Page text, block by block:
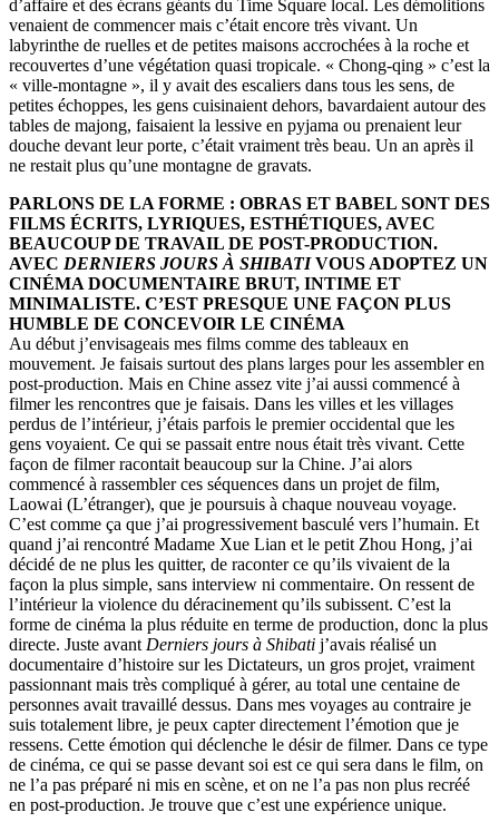
d’affaire et des écrans géants du Time Square local. Les démolitions
venaient de commencer mais c’était encore très vivant. Un
labyrinthe de ruelles et de petites maisons accrochées à la roche et
recouvertes d’une végétation quasi tropicale. « Chong-qing » c’est la
« ville-montagne », il y avait des escaliers dans tous les sens, de
petites échoppes, les gens cuisinaient dehors, bavardaient autour des
tables de majong, faisaient la lessive en pyjama ou prenaient leur
douche devant leur porte, c’était vraiment très beau. Un an après il
ne restait plus qu’une montagne de gravats.
PARLONS DE LA FORME : OBRAS ET BABEL SONT DES
FILMS ÉCRITS, LYRIQUES, ESTHÉTIQUES, AVEC
BEAUCOUP DE TRAVAIL DE POST-PRODUCTION.
AVEC DERNIERS JOURS À SHIBATIVOUS ADOPTEZ UN
CINÉMA DOCUMENTAIRE BRUT, INTIME ET
MINIMALISTE. C’EST PRESQUE UNE FAÇON PLUS
HUMBLE DE CONCEVOIR LE CINÉMA
Au début j’envisageais mes films comme des tableaux en
mouvement. Je faisais surtout des plans larges pour les assembler en
post-production. Mais en Chine assez vite j’ai aussi commencé à
filmer les rencontres que je faisais. Dans les villes et les villages
perdus de l’intérieur, j’étais parfois le premier occidental que les
gens voyaient. Ce qui se passait entre nous était très vivant. Cette
façon de filmer racontait beaucoup sur la Chine. J’ai alors
commencé à rassembler ces séquences dans un projet de film,
Laowai (L’étranger), que je poursuis à chaque nouveau voyage.
C’est comme ça que j’ai progressivement basculé vers l’humain. Et
quand j’ai rencontré Madame Xue Lian et le petit Zhou Hong, j’ai
décidé de ne plus les quitter, de raconter ce qu’ils vivaient de la
façon la plus simple, sans interview ni commentaire. On ressent de
l’intérieur la violence du déracinement qu’ils subissent. C’est la
forme de cinéma la plus réduite en terme de production, donc la plus
directe. Juste avant Derniers jours à Shibati j’avais réalisé un
documentaire d’histoire sur les Dictateurs, un gros projet, vraiment
passionnant mais très compliqué à gérer, au total une centaine de
personnes avait travaillé dessus. Dans mes voyages au contraire je
suis totalement libre, je peux capter directement l’émotion que je
ressens. Cette émotion qui déclenche le désir de filmer. Dans ce type
de cinéma, ce qui se passe devant soi est ce qui sera dans le film, on
ne l’a pas préparé ni mis en scène, et on ne l’a pas non plus recréé
en post-production. Je trouve que c’est une expérience unique.